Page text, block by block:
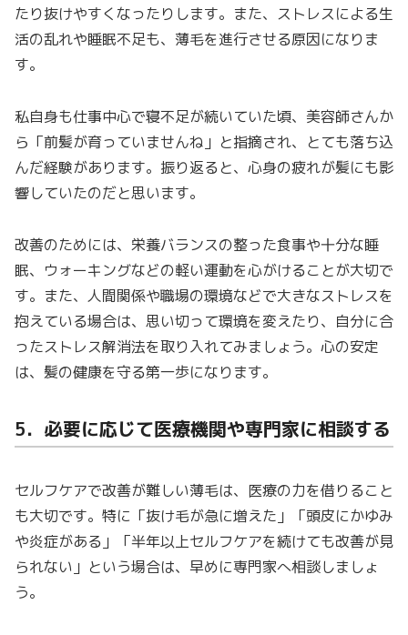
たり抜けやすくなったりします。また、ストレスによる生
活の乱れや睡眠不足も、薄毛を進行させる原因になりま
す。
私自身も仕事中心で寝不足が続いていた頃、美容師さんか
ら「前髪が育っていませんね」と指摘され、とても落ち込
んだ経験があります。振り返ると、心身の疲れが髪にも影
響していたのだと思います。
改善のためには、栄養バランスの整った食事や十分な睡
眠、ウォーキングなどの軽い運動を心がけることが大切で
す。また、人間関係や職場の環境などで大きなストレスを
抱えている場合は、思い切って環境を変えたり、自分に合
ったストレス解消法を取り入れてみましょう。心の安定
は、髪の健康を守る第一歩になります。
5．必要に応じて医療機関や専門家に相談する
セルフケアで改善が難しい薄毛は、医療の力を借りること
も大切です。特に「抜け毛が急に増えた」「頭皮にかゆみ
や炎症がある」「半年以上セルフケアを続けても改善が見
られない」という場合は、早めに専門家へ相談しましょ
う。